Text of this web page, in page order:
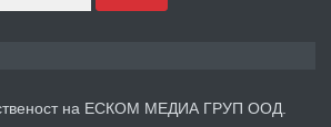
на ЕСКОМ МЕДИА ГРУП ООД.